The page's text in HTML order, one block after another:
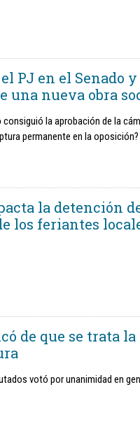
PJ en el Senado
una nueva obra
consiguió la aprobación de la
permanente en la oposición?
la detención
los feriantes
de que se trata
votó por unanimidad en